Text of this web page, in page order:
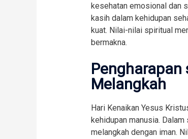
kesehatan emosional dan
kasih dalam kehidupan
kuat. Nilai-nilai spiritual
bermakna.
Melangkah
Hari Kenaikan Yesus
kehidupan manusia.
melangkah dengan iman.